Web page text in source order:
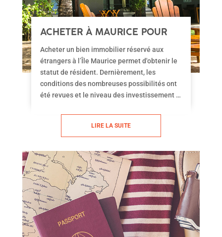
ACHETER À MAURICE POUR
ÊTRE RÉSIDENT
Acheter un bien immobilier réservé aux
étrangers à l’Île Maurice permet d'obtenir le
statut de résident. Dernièrement, les
conditions des nombreuses possibilités ont
été revues et le niveau des investissement à
en place permettant de s’installer et vivre à
LIRE LA SUITE